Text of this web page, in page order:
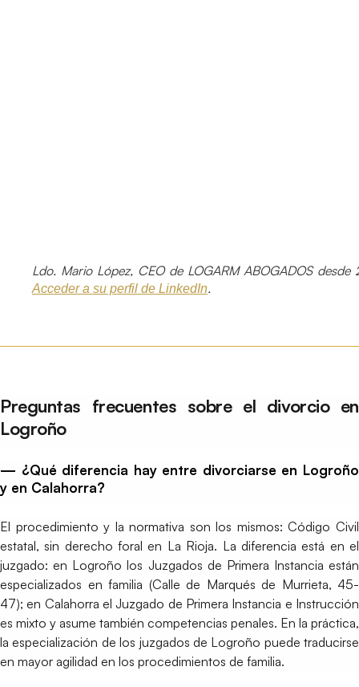
Ldo. Mario López, CEO de LOGARM ABOGADOS desde
Acceder a su perfil de LinkedIn.
Preguntas frecuentes sobre el divorcio en
Logroño
— ¿Qué diferencia hay entre divorciarse en Logroño
y en Calahorra?
El procedimiento y la normativa son los mismos: Código Civil
estatal, sin derecho foral en La Rioja. La diferencia está en el
juzgado: en Logroño los Juzgados de Primera Instancia están
especializados en familia (Calle de Marqués de Murrieta, 45-
47); en Calahorra el Juzgado de Primera Instancia e Instrucción
es mixto y asume también competencias penales. En la práctica,
la especialización de los juzgados de Logroño puede traducirse
en mayor agilidad en los procedimientos de familia.